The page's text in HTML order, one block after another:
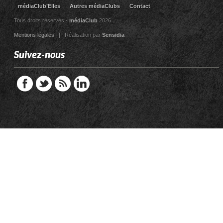
médiaClub’Elles Autres médiaClubs Contact
Tous droits réservés - médiaClub2026
Mentions légales| Réalisation par Sensidia
Suivez-nous